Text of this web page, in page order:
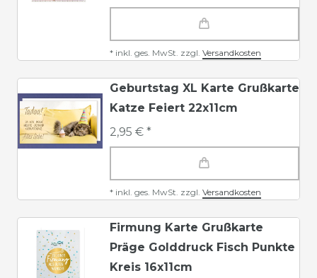
* inkl. ges. MwSt. zzgl. Versandkosten
Geburtstag XL Karte Grußkarte
Katze Feiert 22x11cm
2,95 € *
* inkl. ges. MwSt. zzgl. Versandkosten
Firmung Karte Grußkarte
Präge Golddruck Fisch Punkte
Kreis 16x11cm